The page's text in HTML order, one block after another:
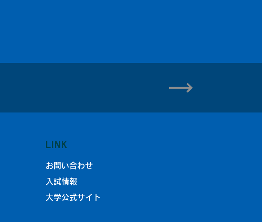
LINK
お問い合わせ
入試情報
大学公式サイト